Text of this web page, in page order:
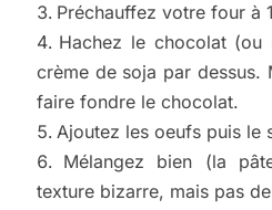
Préchauffez votre four à
Hachez le chocolat
crème de soja par dessus.
faire fondre le chocolat.
Ajoutez les oeufs puis le
Mélangez bien (la
texture bizarre, mais pas